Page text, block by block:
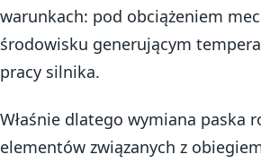
warunkach: pod obciążeniem
środowisku generującym
pracy silnika.
Właśnie dlatego wymiana paska
elementów związanych z